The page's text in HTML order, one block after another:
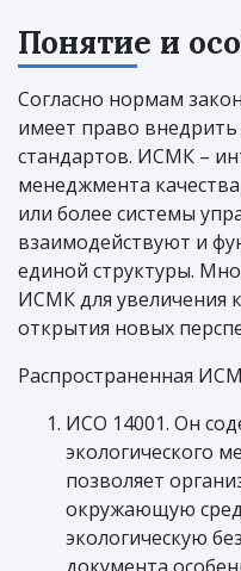
Понятие и
Согласно нормам
имеет право
стандартов. ИСМК –
менеджмента
или более системы
взаимодействуют и
единой структуры.
ИСМК для увеличения
открытия новых
Распространенная
ИСО 14001. Он
экологического
позволяет
окружающую
экологическую